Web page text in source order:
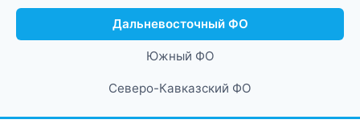
Дальневосточный ФО
Южный ФО
Северо-Кавказский ФО